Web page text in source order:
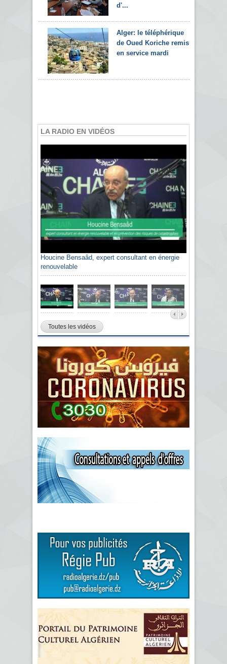
d'...
Alger: le téléphérique
de Oued Koriche remis
en service mardi
LA RADIO EN VIDÉOS
Houcine Bensaâd, expert consultant en énergie
renouvelable
Toutes les vidéos